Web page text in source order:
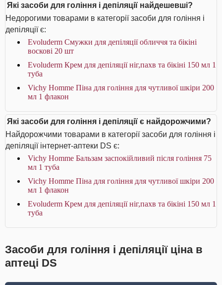
Які засоби для гоління і депіляції найдешевші?
Недорогими товарами в категорії засоби для гоління і
депіляції є:
Evoluderm Смужки для депіляції обличчя та бікіні
воскові 20 шт
Evoluderm Крем для депіляції ніг,пахв та бікіні 150 мл 1
туба
Vichy Homme Піна для гоління для чутливої шкіри 200
мл 1 флакон
Які засоби для гоління і депіляції є найдорожчими?
Найдорожчими товарами в категорії засоби для гоління і
депіляції інтернет-аптеки DS є:
Vichy Homme Бальзам заспокійливий після гоління 75
мл 1 туба
Vichy Homme Піна для гоління для чутливої шкіри 200
мл 1 флакон
Evoluderm Крем для депіляції ніг,пахв та бікіні 150 мл 1
туба
Засоби для гоління і депіляції ціна в
аптеці DS